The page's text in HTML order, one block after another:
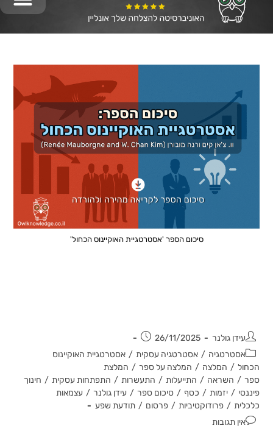
סיכום הספר 'אסטרטגיית האוקיינוס הכחול'
עידן גולנר
26/11/2025
אסטרטגיה / אסטרטגיה עסקית / אסטרטגיית האוקיינוס
הכחול / המלצה / המלצה על ספר / המלצת
ספר / השראה / התייעלות / התעשרות / התפתחות עסקית / חינוך
פיננסי / יזמות / כסף / סיכום ספר / עידן גולנר / עצמאות
כלכלית / פרודוקטיביות / פרסום / תודעת שפע
אין תגובות